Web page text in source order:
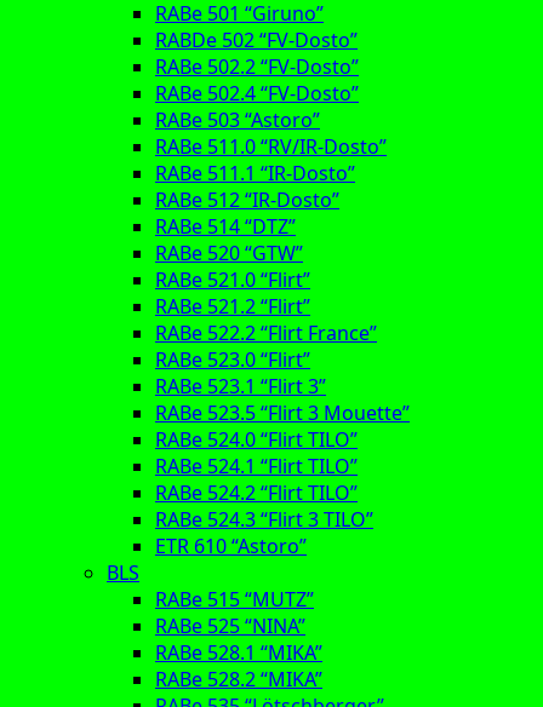
RABe 501 “Giruno”
RABDe 502 “FV-Dosto”
RABe 502.2 “FV-Dosto”
RABe 502.4 “FV-Dosto”
RABe 503 “Astoro”
RABe 511.0 “RV/IR-Dosto”
RABe 511.1 “IR-Dosto”
RABe 512 “IR-Dosto”
RABe 514 “DTZ”
RABe 520 “GTW”
RABe 521.0 “Flirt”
RABe 521.2 “Flirt”
RABe 522.2 “Flirt France”
RABe 523.0 “Flirt”
RABe 523.1 “Flirt 3”
RABe 523.5 “Flirt 3 Mouette”
RABe 524.0 “Flirt TILO”
RABe 524.1 “Flirt TILO”
RABe 524.2 “Flirt TILO”
RABe 524.3 “Flirt 3 TILO”
ETR 610 “Astoro”
BLS
RABe 515 “MUTZ”
RABe 525 “NINA”
RABe 528.1 “MIKA”
RABe 528.2 “MIKA”